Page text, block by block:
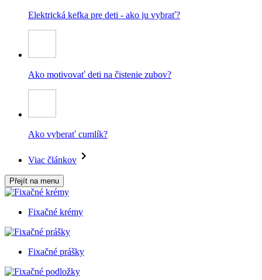
Elektrická kefka pre deti - ako ju vybrať?
Ako motivovať deti na čistenie zubov?
Ako vyberať cumlík?
Viac článkov
Přejít na menu
Fixačné krémy
Fixačné prášky